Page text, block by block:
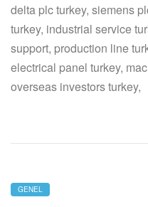
delta plc turkey, siemens
turkey, industrial service
support, production line
electrical panel turkey,
overseas investors turkey,
GENEL